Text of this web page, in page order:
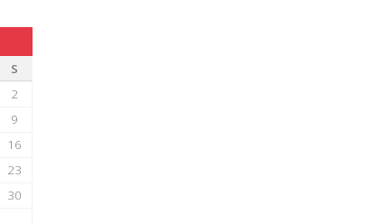
S
2
9
16
23
30